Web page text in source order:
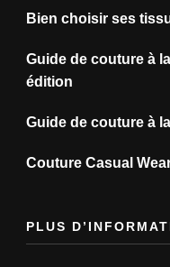
Bien choisir ses
Guide de couture à
édition
Guide de couture à
Couture Casual
PLUS